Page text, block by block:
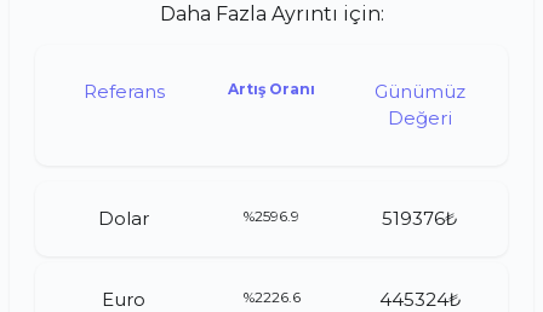
Daha Fazla Ayrıntı için:
Referans Artış Oranı
Günümüz
Değeri
Dolar %2596.9 519376₺
Euro %2226.6 445324₺